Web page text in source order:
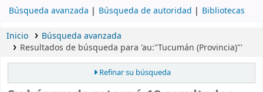
Búsqueda avanzada Búsqueda de autoridad Bibliotecas
Inicio
Búsqueda avanzada
Resultados de búsqueda para 'au:"Tucumán (Provincia)"'
Refinar su búsqueda